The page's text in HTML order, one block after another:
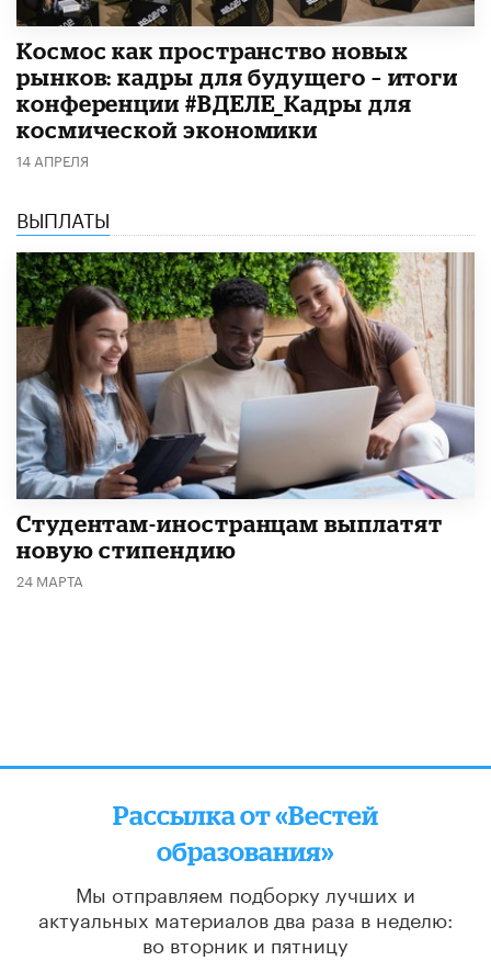
Космос как пространство новых
рынков: кадры для будущего – итоги
конференции #ВДЕЛЕ_Кадры для
космической экономики
14 АПРЕЛЯ
ВЫПЛАТЫ
Студентам-иностранцам выплатят
новую стипендию
24 МАРТА
Рассылка от «Вестей
образования»
Мы отправляем подборку лучших и
актуальных материалов два раза в неделю:
во вторник и пятницу